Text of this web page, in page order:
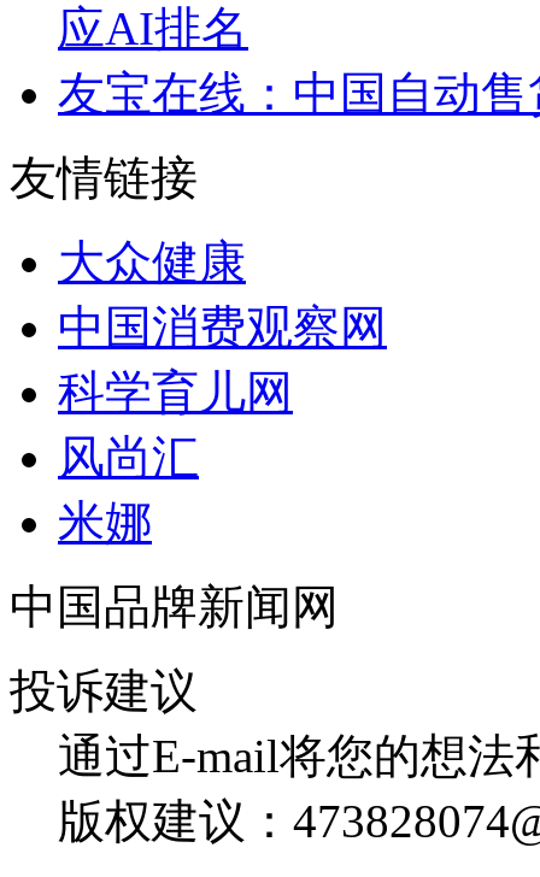
应AI排名
友宝在线：中国自动
友情链接
大众健康
中国消费观察网
科学育儿网
风尚汇
米娜
中国品牌新闻网
投诉建议
通过E-mail将您的想法
版权建议：